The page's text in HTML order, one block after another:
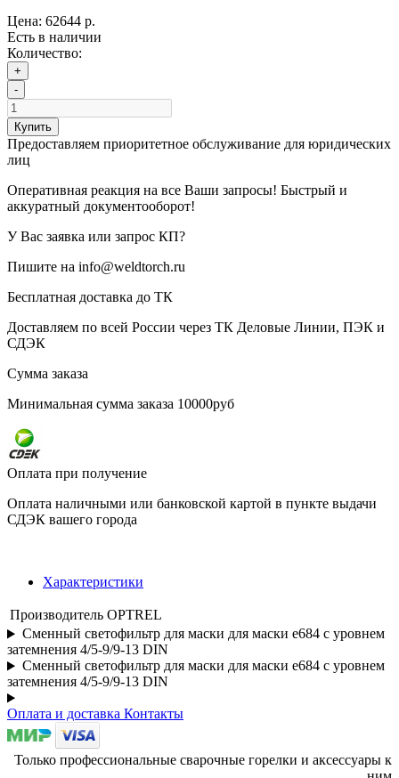
Цена: 62644 р.
Есть в наличии
Количество:
+
-
Купить
Предоставляем приоритетное обслуживание для юридических
лиц
Оперативная реакция на все Ваши запросы! Быстрый и
аккуратный документооборот!
У Вас заявка или запрос КП?
Пишите на info@weldtorch.ru
Бесплатная доставка до ТК
Доставляем по всей России через ТК Деловые Линии, ПЭК и
СДЭК
Сумма заказа
Минимальная сумма заказа 10000руб
Оплата при получение
Оплата наличными или банковской картой в пункте выдачи
СДЭК вашего города
Характеристики
Производитель OPTREL
Сменный светофильтр для маски для маски е684 с уровнем
затемнения 4/5-9/9-13 DIN
Сменный светофильтр для маски для маски е684 с уровнем
затемнения 4/5-9/9-13 DIN
Оплата и доставка Контакты
Только профессиональные сварочные горелки и аксессуары к